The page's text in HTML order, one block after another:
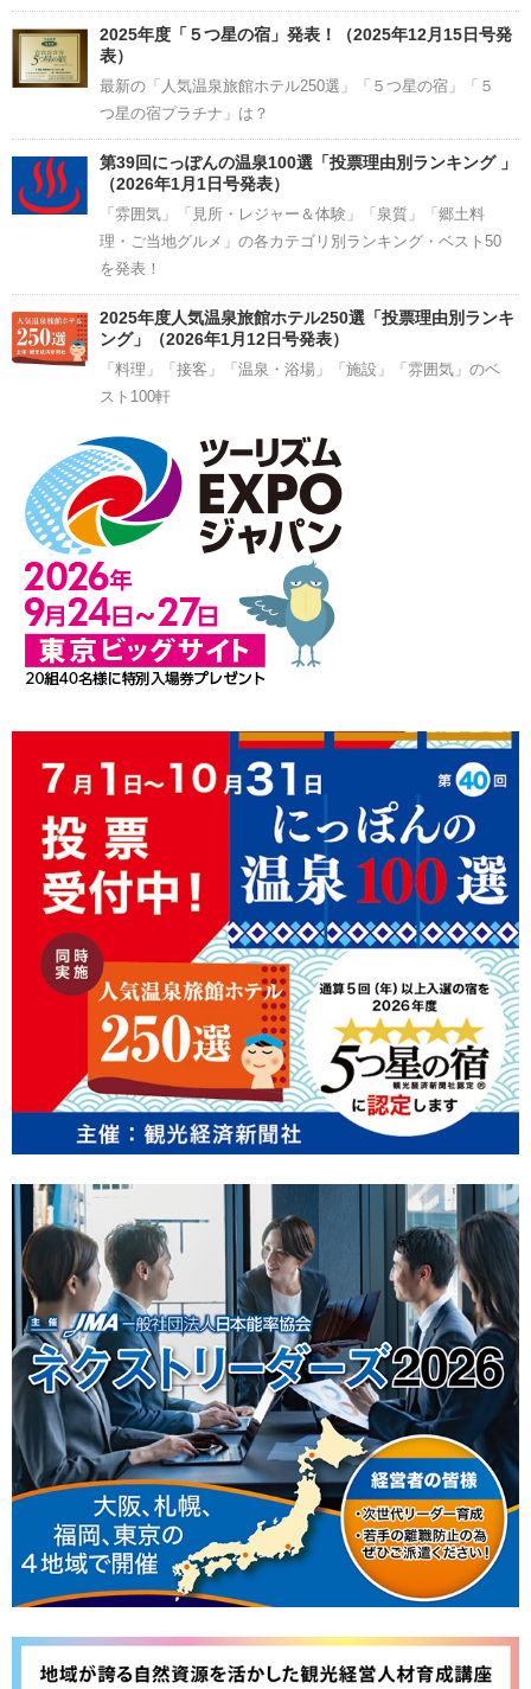
2025年度「５つ星の宿」発表！（2025年12月15日号発
表）
最新の「人気温泉旅館ホテル250選」「５つ星の宿」「５
つ星の宿プラチナ」は？
第39回にっぽんの温泉100選「投票理由別ランキング 」
（2026年1月1日号発表）
「雰囲気」「見所・レジャー＆体験」「泉質」「郷土料
理・ご当地グルメ」の各カテゴリ別ランキング・ベスト50
を発表！
2025年度人気温泉旅館ホテル250選「投票理由別ランキ
ング」（2026年1月12日号発表）
「料理」「接客」「温泉・浴場」「施設」「雰囲気」のベ
スト100軒